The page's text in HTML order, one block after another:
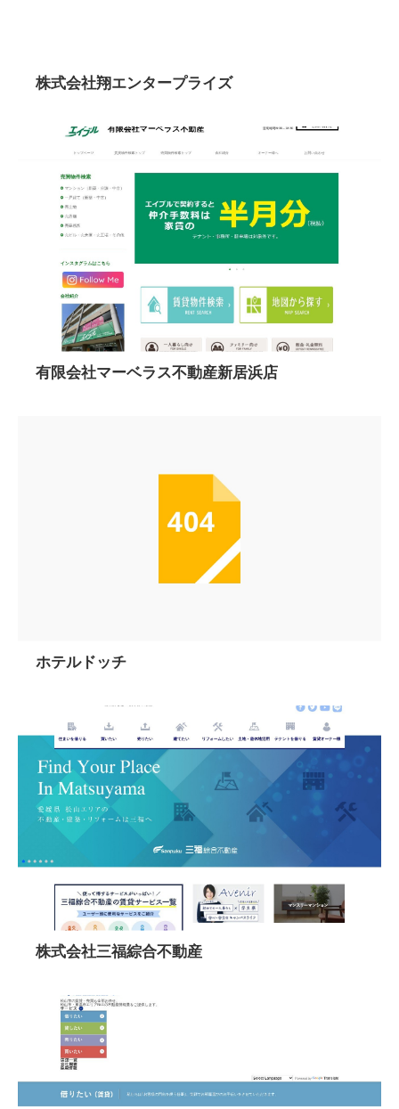
株式会社翔エンタープライズ
有限会社マーベラス不動産新居浜店
ホテルドッチ
株式会社三福綜合不動産